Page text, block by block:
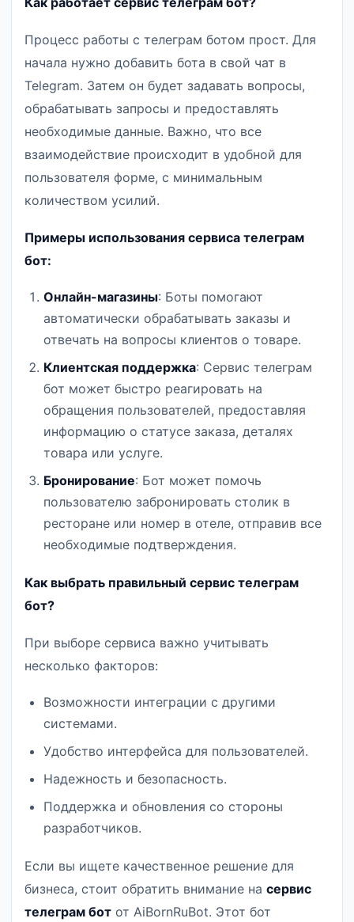
Процесс работы с телеграм ботом прост. Для
начала нужно добавить бота в свой чат в
Telegram. Затем он будет задавать вопросы,
обрабатывать запросы и предоставлять
необходимые данные. Важно, что все
взаимодействие происходит в удобной для
пользователя форме, с минимальным
количеством усилий.
Примеры использования сервиса телеграм
бот:
Онлайн-магазины: Боты помогают
автоматически обрабатывать заказы и
отвечать на вопросы клиентов о товаре.
Клиентская поддержка: Сервис телеграм
бот может быстро реагировать на
обращения пользователей, предоставляя
информацию о статусе заказа, деталях
товара или услуге.
Бронирование: Бот может помочь
пользователю забронировать столик в
ресторане или номер в отеле, отправив все
необходимые подтверждения.
Как выбрать правильный сервис телеграм
бот?
При выборе сервиса важно учитывать
несколько факторов:
Возможности интеграции с другими
системами.
Удобство интерфейса для пользователей.
Надежность и безопасность.
Поддержка и обновления со стороны
разработчиков.
Если вы ищете качественное решение для
бизнеса, стоит обратить внимание на сервис
телеграм бот от AiBornRuBot. Этот бот